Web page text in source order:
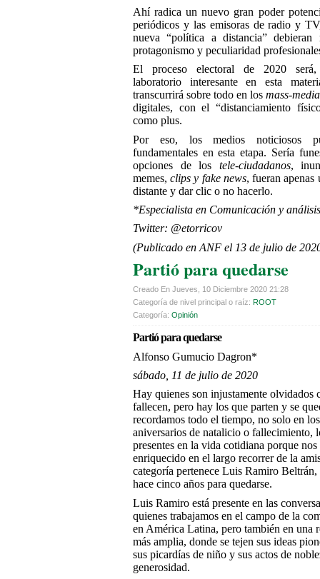
Ahí radica un nuevo gran poder
periódicos y las emisoras de radio y
nueva “política a distancia” debieran
protagonismo y peculiaridad
El proceso electoral de 2020
laboratorio interesante en esta
transcurrirá sobre todo en los mass-media
digitales, con el “distanciamiento
como plus.
Por eso, los medios noticiosos
fundamentales en esta etapa. Sería
opciones de los tele-ciudadanos,
memes,clips y fake news, fueran apenas
distante y dar clic o no hacerlo.
*Especialista en Comunicación y
Twitter: @etorricov
(Publicado en ANF el 13 de julio de
Partió para quedarse
Creado En Jueves, 10 Diciembre 2020 21:28
Categoría de nivel principal o raíz: ROOT
Categoría: Opinión
Partió para quedarse
Alfonso Gumucio Dagron*
sábado, 11 de julio de 2020
Hay quienes son injustamente olvidados
fallecen, pero hay los que parten y se
recordamos todo el tiempo, no solo en los
aniversarios de natalicio o fallecimiento,
presentes en la vida cotidiana porque nos
enriquecido en el largo recorrer de la
categoría pertenece Luis Ramiro
hace cinco años para quedarse.
Luis Ramiro está presente en las
quienes trabajamos en el campo de la
en América Latina, pero también en una
más amplia, donde se tejen sus ideas
sus picardías de niño y sus actos de
generosidad.